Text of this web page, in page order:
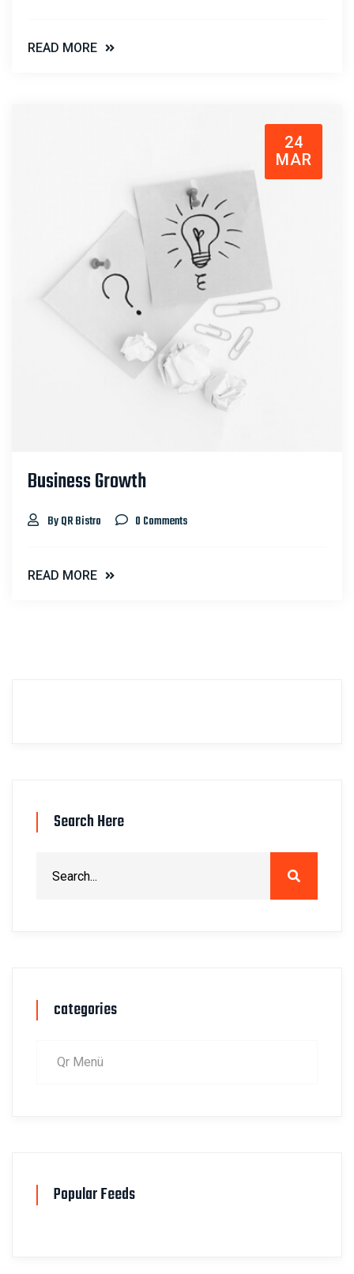
READ MORE
24
MAR
Business Growth
By QR Bistro 0 Comments
READ MORE
Search Here
categories
Qr Menü
Popular Feeds